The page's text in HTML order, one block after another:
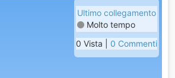
Ultimo collegamento
Molto tempo
0 Vista | 0 Commenti